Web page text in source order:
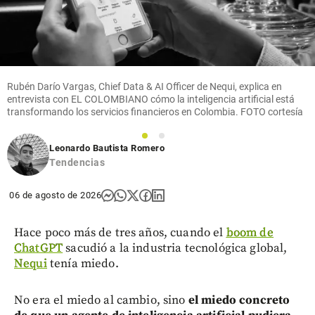
Rubén Darío Vargas, Chief Data & AI Officer de Nequi, explica en
entrevista con EL COLOMBIANO cómo la inteligencia artificial está
transformando los servicios financieros en Colombia. FOTO cortesía
1
2
Leonardo Bautista Romero
Tendencias
06 de agosto de 2026
Hace poco más de tres años, cuando el boom de
ChatGPTsacudió a la industria tecnológica global,
Nequitenía miedo.
No era el miedo al cambio, sino el miedo concreto